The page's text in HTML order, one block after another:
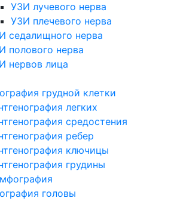
УЗИ лучевого нерва
УЗИ плечевого нерва
седалищного нерва
полового нерва
нервов лица
грудной клетки
легких
средостения
ребер
ключицы
грудины
головы